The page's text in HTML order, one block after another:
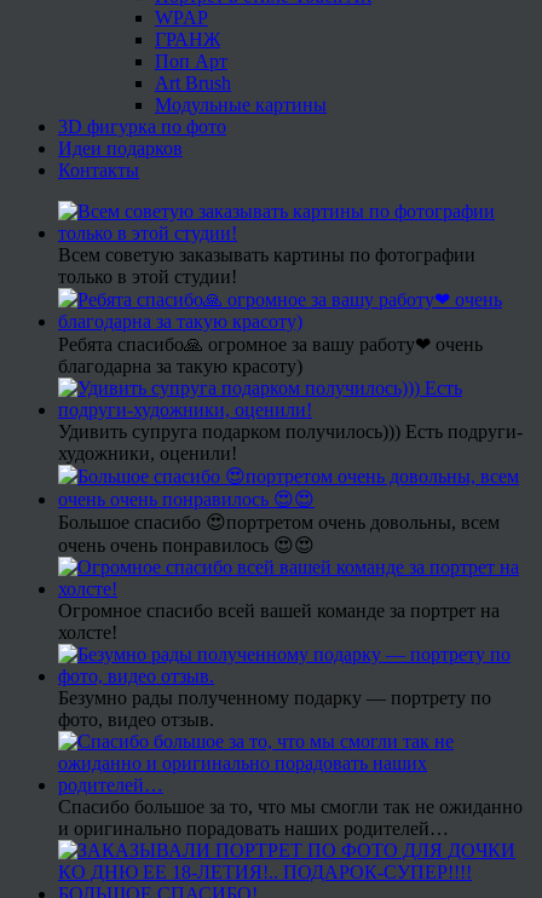
WPAP
ГРАНЖ
Поп Арт
Art Brush
Модульные картины
3D фигурка по фото
Идеи подарков
Контакты
Всем советую заказывать картины по фотографии
только в этой студии!
Ребята спасибо🙏 огромное за вашу работу❤ очень
благодарна за такую красоту)
Удивить супруга подарком получилось))) Есть подруги-
художники, оценили!
Большое спасибо 😍портретом очень довольны, всем
очень очень понравилось 😍😍
Огромное спасибо всей вашей команде за портрет на
холсте!
Безумно рады полученному подарку — портрету по
фото, видео отзыв.
Спасибо большое за то, что мы смогли так не ожиданно
и оригинально порадовать наших родителей…